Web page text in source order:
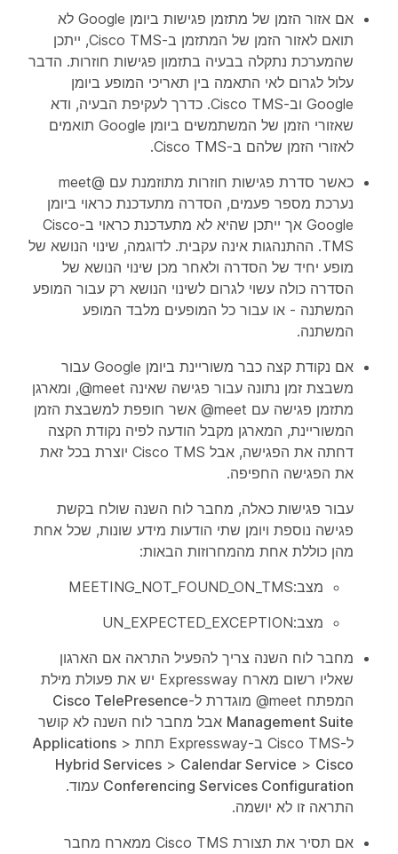
אם אזור הזמן של מתזמן פגישות ביומן Google לא
תואם לאזור הזמן של המתזמן ב-Cisco TMS, ייתכן
שהמערכת נתקלה בבעיה בתזמון פגישות חוזרות. הדבר
עלול לגרום לאי התאמה בין תאריכי המופע ביומן
Google וב-Cisco TMS. כדרך לעקיפת הבעיה, ודא
שאזורי הזמן של המשתמשים ביומן Google תואמים
לאזורי הזמן שלהם ב-Cisco TMS.
כאשר סדרת פגישות חוזרות מתוזמנת עם @meet
נערכת מספר פעמים, הסדרה מתעדכנת כראוי ביומן
Google אך ייתכן שהיא לא מתעדכנת כראוי ב-Cisco
TMS. ההתנהגות אינה עקבית. לדוגמה, שינוי הנושא של
מופע יחיד של הסדרה ולאחר מכן שינוי הנושא של
הסדרה כולה עשוי לגרום לשינוי הנושא רק עבור המופע
המשתנה - או עבור כל המופעים מלבד המופע
המשתנה.
אם נקודת קצה כבר משוריינת ביומן Google עבור
משבצת זמן נתונה עבור פגישה שאינה ‎@meet, ומארגן
מתזמן פגישה עם ‎@meet אשר חופפת למשבצת הזמן
המשוריינת, המארגן מקבל הודעה לפיה נקודת הקצה
דחתה את הפגישה, אבל Cisco TMS יוצרת בכל זאת
את הפגישה החפיפה.
עבור פגישות כאלה, מחבר לוח השנה שולח בקשת
פגישה נוספת ויומן שתי הודעות מידע שונות, שכל אחת
מהן כוללת אחת מהמחרוזות הבאות:
מצב:MEETING_NOT_FOUND_ON_TMS
מצב:UN_EXPECTED_EXCEPTION
מחבר לוח השנה צריך להפעיל התראה אם הארגון
שאליו רשום מארח Expressway יש את פעולת מילת
המפתח ‎@meet מוגדרת ל-‎
Cisco TelePresence
Management Suite אבל מחבר לוח השנה לא קושר
ל-Cisco TMS ב-Expressway תחת
Applications >
Hybrid Services > Calendar Service > Cisco
Conferencing Services Configuration עמוד.
התראה זו לא יושמה.
אם תסיר את תצורת Cisco TMS ממארח מחבר